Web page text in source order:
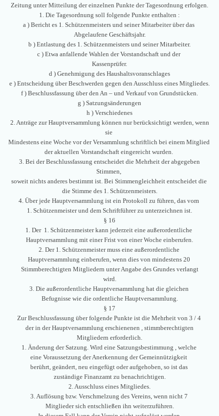
Zeitung unter Mitteilung der einzelnen Punkte der Tagesordnung erfolgen.
1. Die Tagesordnung soll folgende Punkte enthalten :
a ) Bericht es 1. Schützenmeisters und seiner Mitarbeiter über das
Abgelaufene Geschäftsjahr.
b ) Entlastung des 1. Schützenmeisters und seiner Mitarbeiter.
c ) Etwa anfallende Wahlen der Vorstandschaft und der
Kassenprüfer.
d ) Genehmigung des Haushaltsvoranschlages
e ) Entscheidung über Beschwerden gegen den Ausschluss eines Mitgliedes.
f ) Beschlussfassung über den An – und Verkauf von Grundstücken.
g ) Satzungsänderungen
h ) Verschiedenes
2. Anträge zur Hauptversammlung können nur berücksichtigt werden, wenn
sie
Mindestens eine Woche vor der Versammlung schriftlich bei einem Mitglied
der aktuellen Vorstandschaft eingereicht wurden.
3. Bei der Beschlussfassung entscheidet die Mehrheit der abgegeben
Stimmen,
soweit nichts anderes bestimmt ist. Bei Stimmengleichheit entscheidet die
die Stimme des 1. Schützenmeisters.
4. Über jede Hauptversammlung ist ein Protokoll zu führen, das vom
1. Schützenmeister und dem Schriftführer zu unterzeichnen ist.
§ 16
1. Der 1. Schützenmeister kann jederzeit eine außerordentliche
Hauptversammlung mit einer Frist von einer Woche einberufen.
2. Der 1. Schützenmeister muss eine außerordentliche
Hauptversammlung einberufen, wenn dies von mindestens 20
Stimmberechtigten Mitgliedern unter Angabe des Grundes verlangt
wird.
3. Die außerordentliche Hauptversammlung hat die gleichen
Befugnisse wie die ordentliche Hauptversammlung.
§ 17
Zur Beschlussfassung über folgende Punkte ist die Mehrheit von 3 / 4
der in der Hauptversammlung erschienenen , stimmberechtigten
Mitgliedern erforderlich.
1. Änderung der Satzung. Wird eine Satzungsbestimmung , welche
eine Voraussetzung der Anerkennung der Gemeinnützigkeit
berührt, geändert, neu eingefügt oder aufgehoben, so ist das
zuständige Finanzamt zu benachrichtigen.
2. Ausschluss eines Mitgliedes.
3. Auflösung bzw. Verschmelzung des Vereins, wenn nicht 7
Mitglieder sich entschließen ihn weiterzuführen.